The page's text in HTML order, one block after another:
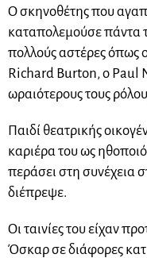
Ο σκηνοθέτης που
καταπολεμούσε πάντα
πολλούς αστέρες όπως
Richard Burton, ο Paul
ωραιότερους τους
Παιδί θεατρικής
καριέρα του ως
περάσει στη συνέχεια
διέπρεψε.
Οι ταινίες του είχαν
Όσκαρ σε διάφορες